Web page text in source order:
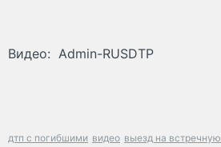
Видео: Admin-RUSDTP
дтп с погибшими видео выезд на встречную